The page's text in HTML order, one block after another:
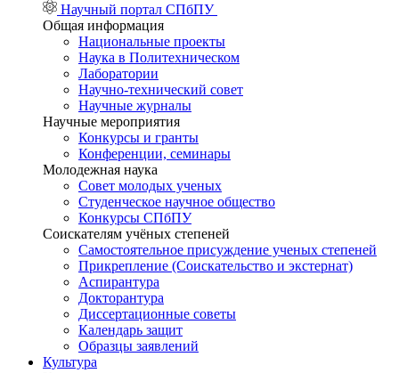
Научный портал СПбПУ
Общая информация
Национальные проекты
Наука в Политехническом
Лаборатории
Научно-технический совет
Научные журналы
Научные мероприятия
Конкурсы и гранты
Конференции, семинары
Молодежная наука
Совет молодых ученых
Студенческое научное общество
Конкурсы СПбПУ
Соискателям учёных степеней
Самостоятельное присуждение ученых степеней
Прикрепление (Соискательство и экстернат)
Аспирантура
Докторантура
Диссертационные советы
Календарь защит
Образцы заявлений
Культура